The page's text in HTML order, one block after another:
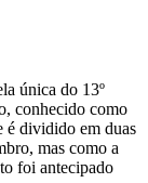
única do 13º
conhecido como
é dividido em duas
mas como a
foi antecipado